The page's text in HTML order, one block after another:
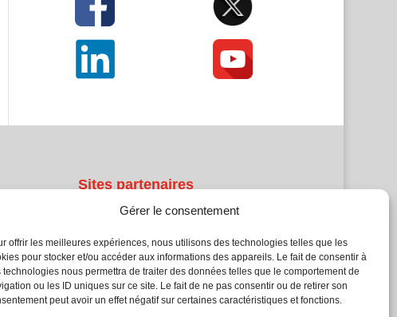
Gérer le consentement
offrir les meilleures expériences, nous utilisons des technologies telles que les
pour stocker et/ou accéder aux informations des appareils. Le fait de consentir à
technologies nous permettra de traiter des données telles que le comportement de
ou les ID uniques sur ce site. Le fait de ne pas consentir ou de retirer son
peut avoir un effet négatif sur certaines caractéristiques et fonctions.
Sites partenaires
Atrium Patrimoine
Kiosque 21
L'Atelier Bois
Planète Bâtiment